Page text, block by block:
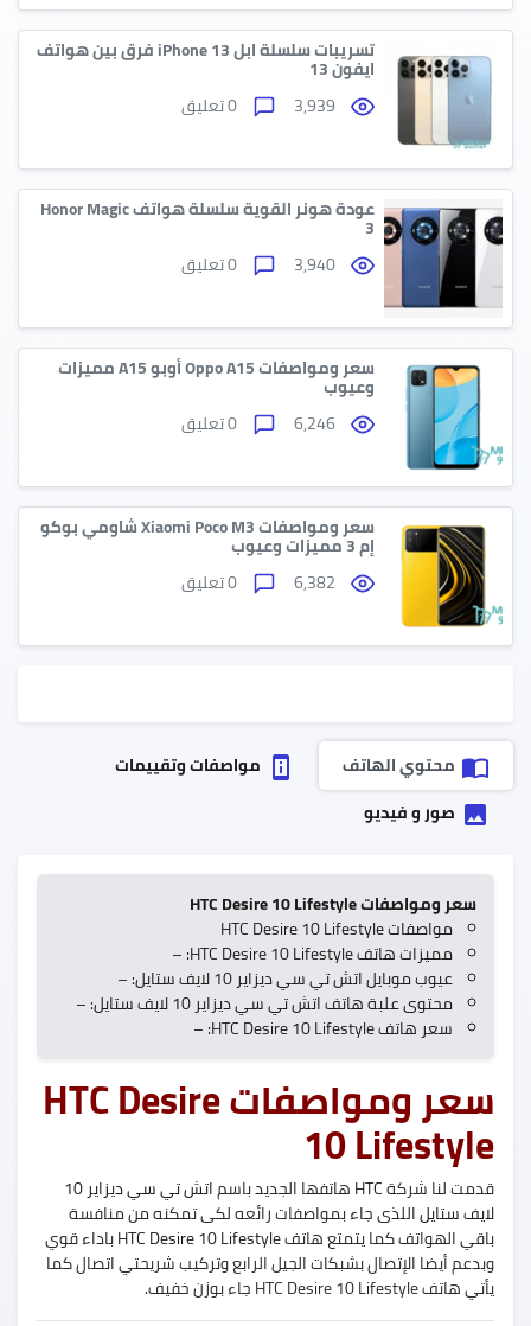
تسريبات سلسلة ابل iPhone 13 فرق بين هواتف
ايفون 13
عودة هونر القوية سلسلة هواتف Honor Magic
3
سعر ومواصفات Oppo A15 أوبو A15 مميزات
وعيوب
سعر ومواصفات Xiaomi Poco M3 شاومي بوكو
إم 3 مميزات وعيوب
import_contacts محتوي الهاتف perm_device_information مواصفات وتقييمات
insert_photo صور و فيديو
سعر ومواصفات HTC Desire 10 Lifestyle
مواصفات HTC Desire 10 Lifestyle
مميزات هاتف HTC Desire 10 Lifestyle: –
عيوب موبايل اتش تي سي ديزاير 10 لايف ستايل: –
محتوى علبة هاتف اتش تي سي ديزاير 10 لايف ستايل: –
سعر هاتف HTC Desire 10 Lifestyle: –
سعر ومواصفات HTC Desire
10 Lifestyle
قدمت لنا شركةHTCهاتفها الجديد باسم
اتش تي سي ديزاير 10
لايف ستايلاللذى جاء بمواصفات رائعه لكى تمكنه من منافسة
باقي الهواتف كما يتمتع هاتفHTC Desire 10 Lifestyleباداء قوي
وبدعم أيضا الإتصال بشبكات الجيل الرابع وتركيب شريحتي اتصال كما
يأتي هاتف HTC Desire 10 Lifestyle جاء بوزن خفيف.